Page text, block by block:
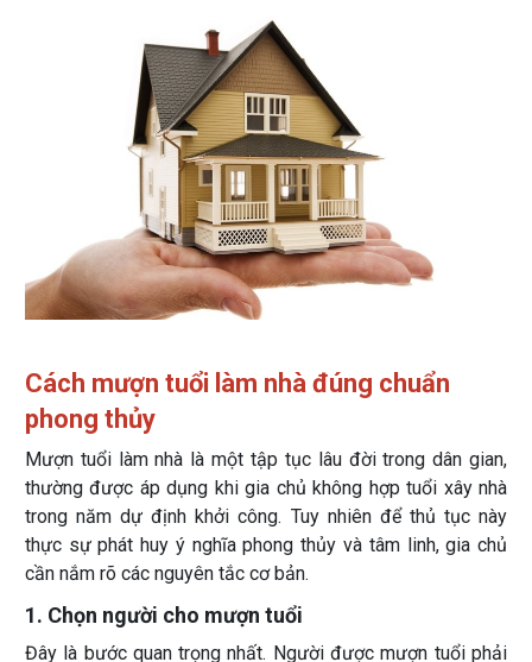
Cách mượn tuổi làm nhà đúng chuẩn
phong thủy
Mượn tuổi làm nhà là một tập tục lâu đời trong dân gian,
thường được áp dụng khi gia chủ không hợp tuổi xây nhà
trong năm dự định khởi công. Tuy nhiên để thủ tục này
thực sự phát huy ý nghĩa phong thủy và tâm linh, gia chủ
cần nắm rõ các nguyên tắc cơ bản.
1. Chọn người cho mượn tuổi
Đây là bước quan trọng nhất. Người được mượn tuổi phải